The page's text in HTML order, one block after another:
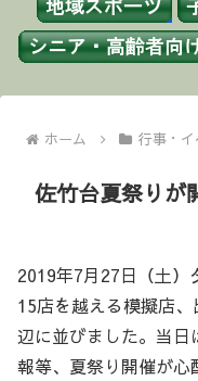
ホーム 行事・イ
佐竹台夏祭りが
2019年7月27日（土）
15店を越える模擬店
辺に並びました。当
報等、夏祭り開催が